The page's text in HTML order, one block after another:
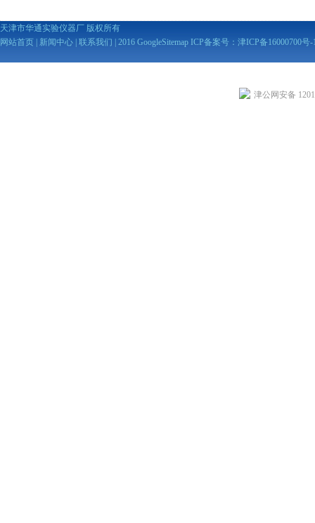
天津市华通实验仪器厂 版权所有
网站首页
新闻中心 联系我们 | 2016 GoogleSitemap ICP备案号： 津ICP备16000700号-
津公网安备